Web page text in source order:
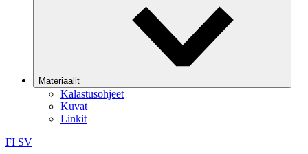
Materiaalit
Kalastusohjeet
Kuvat
Linkit
FI SV